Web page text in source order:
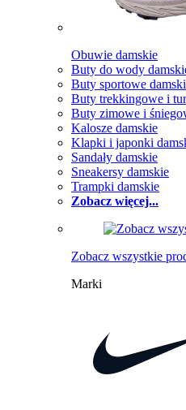
Obuwie damskie
Buty do wody
Buty sportowe
Buty trekkingowe i
Buty zimowe i
Kalosze damskie
Klapki i japonki
Sandały damskie
Sneakersy damskie
Trampki damskie
Zobacz więcej...
Zobacz wszystkie
Marki